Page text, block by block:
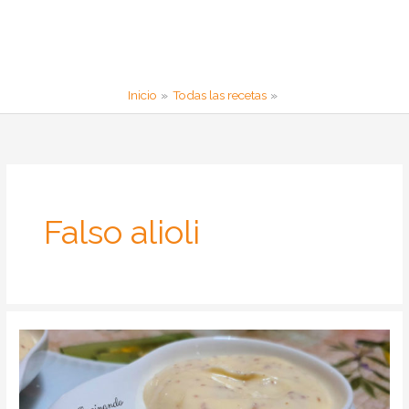
Inicio Todas las recetas
Falso alioli